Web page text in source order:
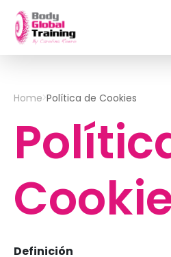
content
Home Política de Cookies
Definición